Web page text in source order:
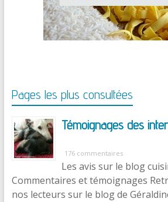
Pages les plus consultées
Témoignages des
176 commentaires
Les avis sur le blog
Commentaires et témoignages
nos lecteurs sur le blog de